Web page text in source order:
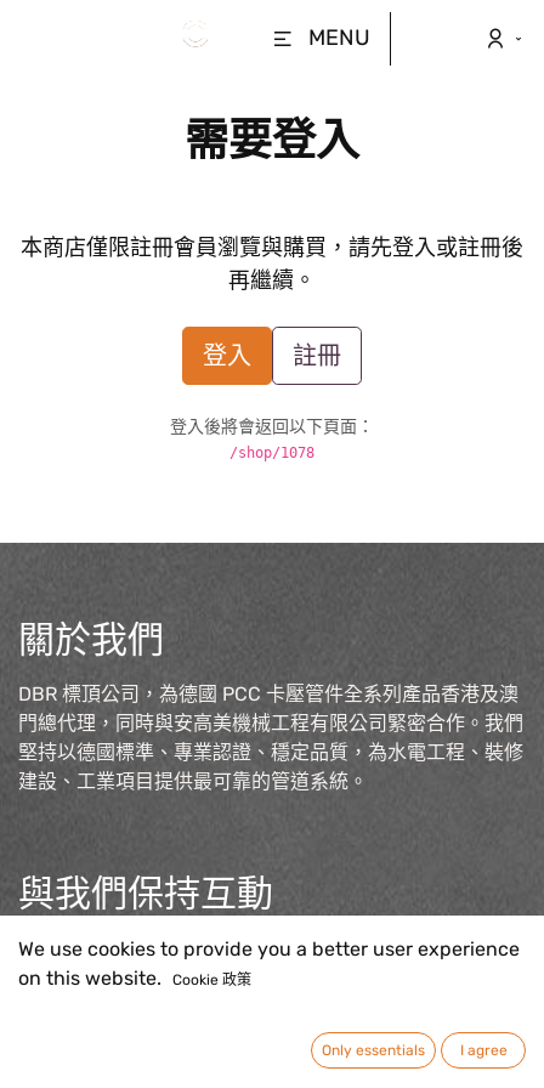
MENU
需要登入
本商店僅限註冊會員瀏覽與購買，請先登入或註冊後
再繼續。
登入 註冊
登入後將會返回以下頁面：
/shop/1078
關於我們
DBR 標頂公司，為德國 PCC 卡壓管件全系列產品香港及澳
門總代理，同時與安高美機械工程有限公司緊密合作。我們
堅持以德國標準、專業認證、穩定品質，為水電工程、裝修
建設、工業項目提供最可靠的管道系統。
與我們保持互動
聯絡我們
sales@pcc-press.com.h
We use cookies to provide you a better user experience
on this website.
Cookie 政策
Only essentials I agree